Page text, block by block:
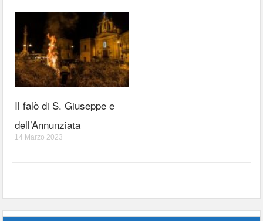
Il falò di S. Giuseppe e
dell’Annunziata
14 Marzo 2023